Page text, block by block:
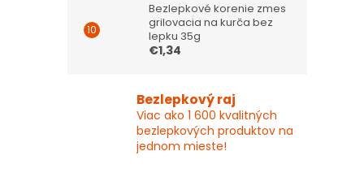
Bezlepkové korenie zmes
grilovacia na kurča bez
lepku 35g
€1,34
Bezlepkový raj
Viac ako 1 600 kvalitných
bezlepkových produktov na
jednom mieste!